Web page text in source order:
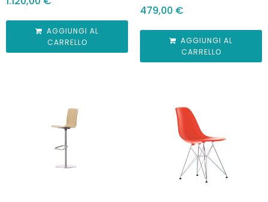
AGGIUNGI AL
CARRELLO
479,00 €
AGGIUNGI AL
CARRELLO